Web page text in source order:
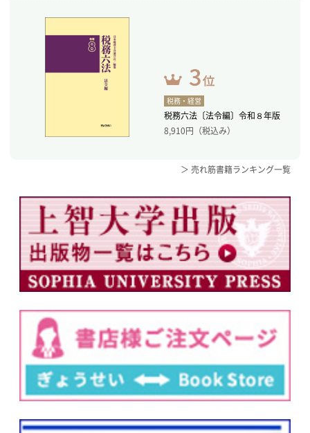
税務・経営
税務六法〔法令編〕令和８年版
8,910円（税込み）
＞ 売れ筋書籍ランキング一覧